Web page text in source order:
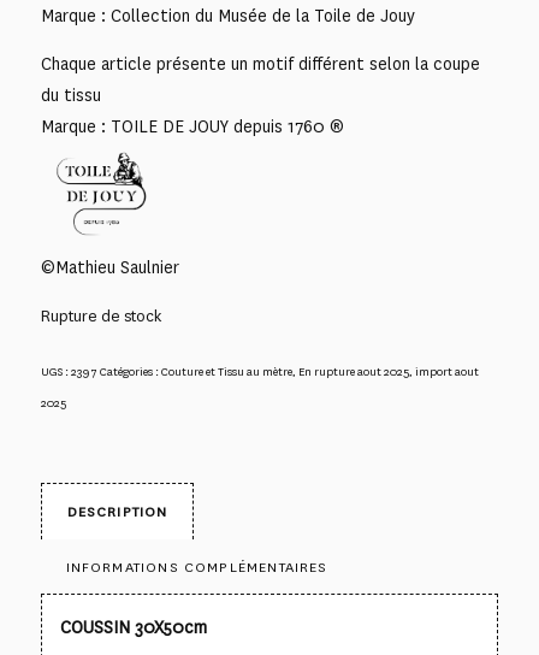
Marque : Collection du Musée de la Toile de Jouy
Chaque article présente un motif différent selon la coupe
du tissu
Marque : TOILE DE JOUY depuis 1760 ®
©Mathieu Saulnier
Rupture de stock
UGS :2397 Catégories :Couture et Tissu au mètre, En rupture aout 2025, import aout
2025
DESCRIPTION
INFORMATIONS COMPLÉMENTAIRES
COUSSIN 30X50cm